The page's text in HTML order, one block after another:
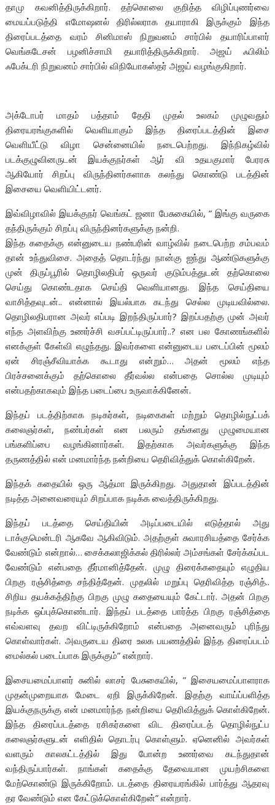
தாமு கவனித்திருக்கிறார். தற்கொலை குறித்த விழிப்புணர்வை
மையப்படுத்தி எமோஷனல் திரில்லராக தயாராகி இருக்கும் இந்த
திரைப்படத்தை வரம் சினிமாஸ் நிறுவனம் சார்பில் தயாரிப்பாளர்
வெங்கடேசன் பழனிச்சாமி தயாரித்திருக்கிறார். அஜய் ஃபிலிம்
ஃபேக்டரி நிறுவனம் சார்பில் விநியோகஸ்தர் அஜய் வழங்குகிறார்.
அக்டோபர் மாதம் பத்தாம் தேதி முதல் உலகம் முழுவதும்
திரையரங்குகளில் வெளியாகும் இந்த திரைப்படத்தின் இசை
வெளியீட்டு விழா சென்னையில் நடைபெற்றது. இந்நிகழ்வில்
படக்குழுவினருடன் இயக்குநர்கள் ஆர் வி உதயகுமார் பேரரசு
ஆகியோர் சிறப்பு விருந்தினர்களாக கலந்து கொண்டு படத்தின்
இசையை வெளியிட்டனர்.
இவ்விழாவில் இயக்குநர் வெங்கட் ஜனா பேசுகையில், ” இங்கு வருகை
தந்திருக்கும் சிறப்பு விருந்தினர்களுக்கு நன்றி.
இந்த கதைக்கு என்னுடைய நண்பரின் வாழ்வில் நடைபெற்ற சம்பவம்
தான் உந்துவிசை. அதைத் தொடர்ந்து நான்கு ஐந்து ஆண்டுகளுக்கு
முன் திருப்பூரில் தொழிலதிபர் ஒருவர் குடும்பத்துடன் தற்கொலை
செய்து கொண்டதாக செய்தி வெளியானது. இந்த செய்தியை
வாசித்தவுடன்.. என்னால் இயல்பாக கடந்து செல்ல முடியவில்லை.
தொழிலதிபரான அவர் எப்படி இறந்திருப்பார்? இறப்பதற்கு முன் அவர்
எந்த அளவிற்கு உணர்ச்சி வசப்பட்டிருப்பார்..? என பல கோணங்களில்
எனக்குள் கேள்வி எழுந்தது. இவர்களை என்னுடைய படைப்பின் மூலம்
ஏன் சிரஞ்சீவியாக்க கூடாது என்றும்… அதன் மூலம் எந்த
பிரச்சனைக்கும் தற்கொலை தீர்வல்ல என்பதை சொல்ல முடியும்
என்பதற்காகவும் இந்த படைப்பை உருவாக்கினேன்.
இந்தப் படத்திற்காக நடிகர்கள், நடிகைகள் மற்றும் தொழில்நுட்பக்
கலைஞர்கள், நண்பர்கள் என பலரும் தங்களது முழுமையான
பங்களிப்பை வழங்கினார்கள். இதற்காக அவர்களுக்கு இந்த
தருணத்தில் என் மனமார்ந்த நன்றியை தெரிவித்துக் கொள்கிறேன்.
இந்தக் கதையில் ஒரு ஆத்மா இருக்கிறது. அதுதான் இப்படத்தின்
நடித்த அனைவரையும் சிறப்பாக நடிக்க வைத்திருக்கிறது.
இந்தப் படத்தை செய்தியின் அடிப்படையில் எடுத்தால் அது
டாக்குமென்டரி ஆகவே ஆகிவிடும். அதற்குள் சுவாரசியத்தை சேர்க்க
வேண்டும் என்றால்… சைக்கலாஜிக்கல் திரில்லர் அம்சங்கள் சேர்க்கப்பட
வேண்டும் என்பதை தீர்மானித்தேன். முழு திரைக்கதையும் எழுதிய
பிறகு ரஞ்சித்தை சந்தித்தேன். முதலில் மறுப்பு தெரிவித்த ரஞ்சித்..
சிறிய தயக்கத்திற்கு பிறகு முழு கதையையும் கேட்டார். அதன் பிறகு
நடிக்க ஒப்புக்கொண்டார். இந்தப் படத்தை பார்த்த பிறகு ரஞ்சித்தை
எவ்வளவு தவற விட்டிருக்கிறோம் என்பதை அனைவரும் புரிந்து
கொள்வார்கள். அவருடைய திரை உலக பயணத்தில் இந்த திரைப்படம்
மைல்கல் படைப்பாக இருக்கும்” என்றார்.
இசையமைப்பாளர் சுனில் லாசர் பேசுகையில், ” இசையமைப்பாளராக
முதன்முறையாக மேடை ஏறி இருக்கிறேன். இதற்கு வாய்ப்பளித்த
இயக்குநருக்கு என் மனமார்ந்த நன்றியை தெரிவித்துக் கொள்கிறேன்.
இந்த திரைப்படத்தை ரசிகர்களை விட திரைப்படத் தொழில்நுட்ப
கலைஞர்களுடன் எளிதில் தொடர்பு கொள்ளும். ஏனெனில் அவர்கள்
வளரும் காலகட்டத்தில் இது போன்ற உணர்வை கடந்துதான்
வந்திருப்பார்கள். நாங்கள் கதைக்கு தேவையான முயற்சிகளை
மேற்கொண்டு இருக்கிறோம். படத்தை திரையரங்கில் பார்த்து ஆதரவு
தர வேண்டும் என கேட்டுக்கொள்கிறேன்” என்றார்.